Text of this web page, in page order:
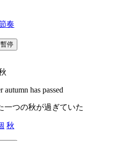
奏
暫停
autumn has passed
一つの秋が過ぎていた
秋